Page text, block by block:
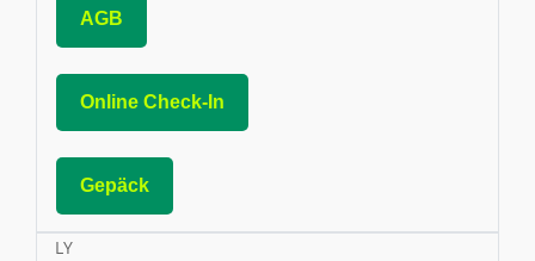
AGB
Online Check-In
Gepäck
LY